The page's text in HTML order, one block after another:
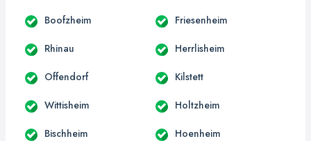
Boofzheim Friesenheim
Rhinau Herrlisheim
Offendorf Kilstett
Wittisheim Holtzheim
Bischheim Hoenheim